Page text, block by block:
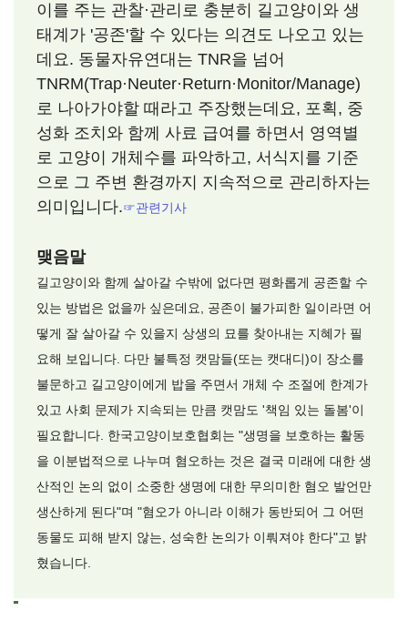
이를 주는 관찰·관리로 충분히 길고양이와 생
태계가 '공존'할 수 있다는 의견도 나오고 있는
데요. 동물자유연대는 TNR을 넘어
TNRM(Trap·Neuter·Return·Monitor/Manage)
로 나아가야할 때라고 주장했는데요, 포획, 중
성화 조치와 함께 사료 급여를 하면서 영역별
로 고양이 개체수를 파악하고, 서식지를 기준
으로 그 주변 환경까지 지속적으로 관리하자는
의미입니다.☞관련기사
맺음말
길고양이와 함께 살아갈 수밖에 없다면 평화롭게 공존할 수
있는 방법은 없을까 싶은데요, 공존이 불가피한 일이라면 어
떻게 잘 살아갈 수 있을지 상생의 묘를 찾아내는 지혜가 필
요해 보입니다. 다만 불특정 캣맘들(또는 캣대디)이 장소를
불문하고 길고양이에게 밥을 주면서 개체 수 조절에 한계가
있고 사회 문제가 지속되는 만큼 캣맘도 '책임 있는 돌봄'이
필요합니다. 한국고양이보호협회는 "생명을 보호하는 활동
을 이분법적으로 나누며 혐오하는 것은 결국 미래에 대한 생
산적인 논의 없이 소중한 생명에 대한 무의미한 혐오 발언만
생산하게 된다"며 "혐오가 아니라 이해가 동반되어 그 어떤
동물도 피해 받지 않는, 성숙한 논의가 이뤄져야 한다"고 밝
혔습니다.